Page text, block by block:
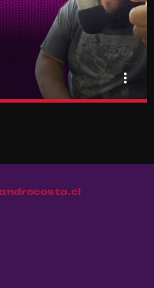
more_vert
Ritoquera